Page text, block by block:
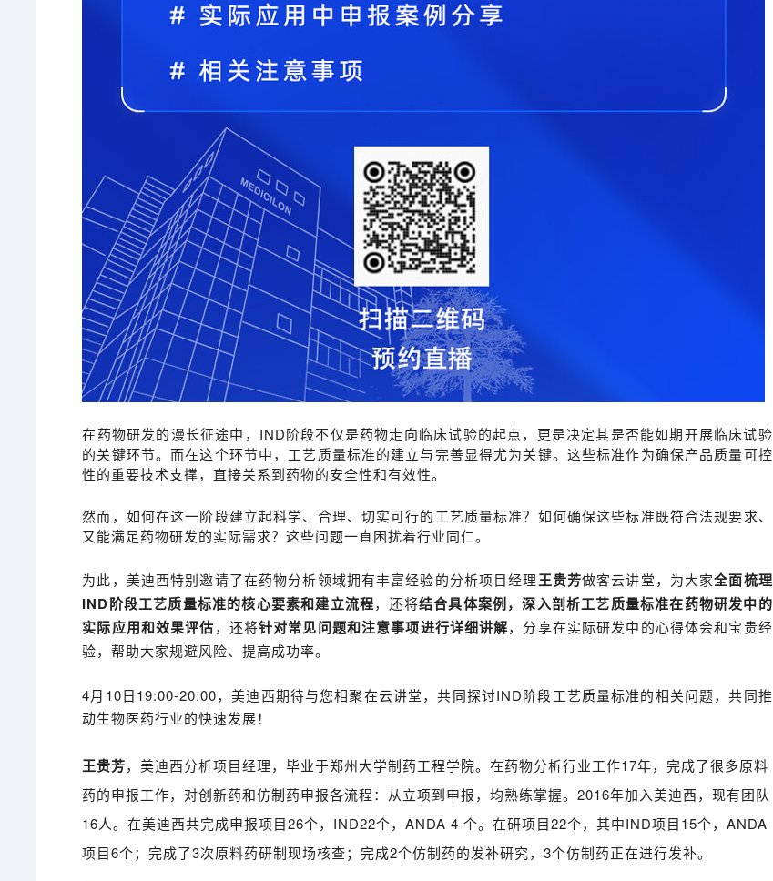
在药物研发的漫长征途中，IND阶段不仅是药物走向临床试验的起点，更是决定其是否能如期开展临床试验
的关键环节。而在这个环节中，工艺质量标准的建立与完善显得尤为关键。这些标准作为确保产品质量可控
性的重要技术支撑，直接关系到药物的安全性和有效性。
然而，如何在这一阶段建立起科学、合理、切实可行的工艺质量标准？如何确保这些标准既符合法规要求、
又能满足药物研发的实际需求？这些问题一直困扰着行业同仁。
为此，美迪西特别邀请了在药物分析领域拥有丰富经验的分析项目经理王贵芳做客云讲堂，为大家全面梳理
IND阶段工艺质量标准的核心要素和建立流程，还将结合具体案例，深入剖析工艺质量标准在药物研发中的
实际应用和效果评估，还将针对常见问题和注意事项进行详细讲解，分享在实际研发中的心得体会和宝贵经
验，帮助大家规避风险、提高成功率。
4月10日19:00-20:00，美迪西期待与您相聚在云讲堂，共同探讨IND阶段工艺质量标准的相关问题，共同推
动生物医药行业的快速发展！
王贵芳，美迪西分析项目经理，毕业于郑州大学制药工程学院。在药物分析行业工作17年，完成了很多原料
药的申报工作，对创新药和仿制药申报各流程：从立项到申报，均熟练掌握。2016年加入美迪西，现有团队
16人。在美迪西共完成申报项目26个，IND22个，ANDA 4 个。在研项目22个，其中IND项目15个，ANDA
项目6个；完成了3次原料药研制现场核查；完成2个仿制药的发补研究，3个仿制药正在进行发补。